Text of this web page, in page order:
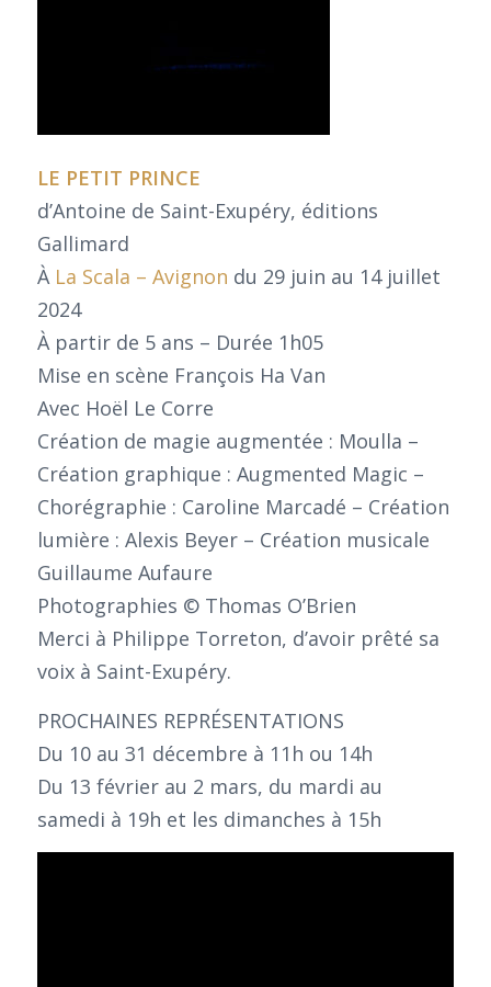
LE PETIT PRINCE
d’Antoine de Saint-Exupéry, éditions
Gallimard
À La Scala – Avignon du 29 juin au 14 juillet
2024
À partir de 5 ans – Durée 1h05
Mise en scène François Ha Van
Avec Hoël Le Corre
Création de magie augmentée : Moulla –
Création graphique : Augmented Magic –
Chorégraphie : Caroline Marcadé – Création
lumière : Alexis Beyer – Création musicale
Guillaume Aufaure
Photographies © Thomas O’Brien
Merci à Philippe Torreton, d’avoir prêté sa
voix à Saint-Exupéry.
PROCHAINES REPRÉSENTATIONS
Du 10 au 31 décembre à 11h ou 14h
Du 13 février au 2 mars, du mardi au
samedi à 19h et les dimanches à 15h